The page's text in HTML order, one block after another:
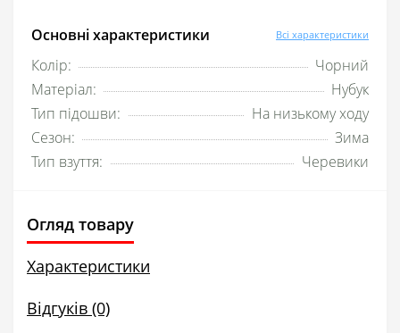
Основні характеристики Всі характеристики
Колір:
Чорний
Матеріал:
Нубук
Тип підошви:
На низькому ходу
Сезон:
Зима
Тип взуття:
Черевики
Огляд товару
Характеристики
Відгуків (0)